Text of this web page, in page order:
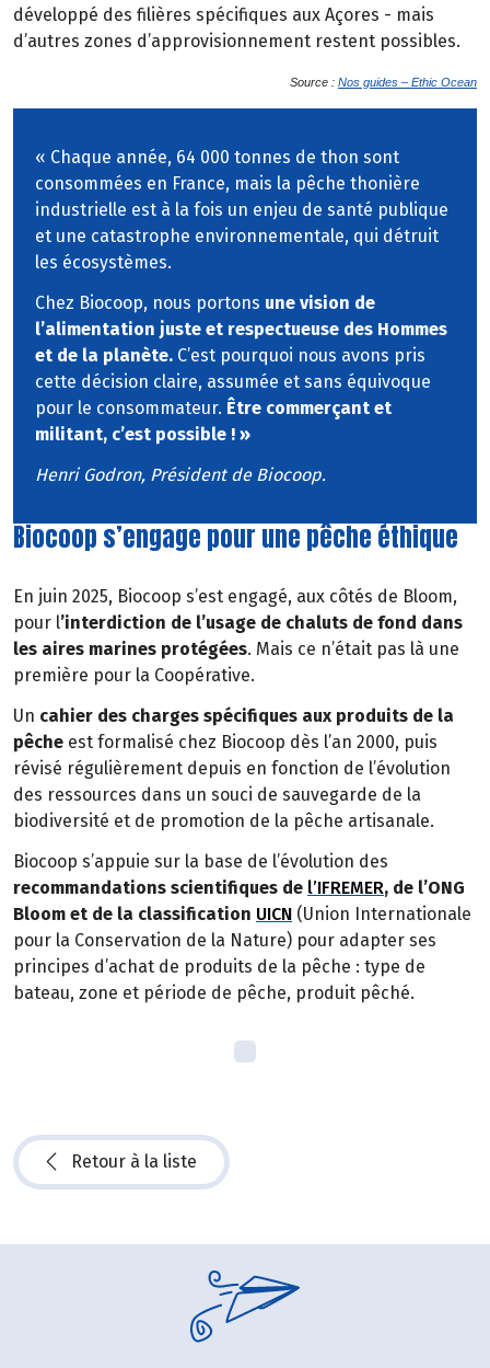
développé des filières spécifiques aux Açores - mais
d’autres zones d’approvisionnement restent possibles.
Source : Nos guides – Ethic Ocean
« Chaque année, 64 000 tonnes de thon sont
consommées en France, mais la pêche thonière
industrielle est à la fois un enjeu de santé publique
et une catastrophe environnementale, qui détruit
les écosystèmes.
Chez Biocoop, nous portons une vision de
l’alimentation juste et respectueuse des Hommes
et de la planète. C’est pourquoi nous avons pris
cette décision claire, assumée et sans équivoque
pour le consommateur. Être commerçant et
militant, c’est possible ! »
Henri Godron, Président de Biocoop.
Biocoop s’engage pour une pêche éthique
En juin 2025, Biocoop s’est engagé, aux côtés de Bloom,
pour l’interdiction de l’usage de chaluts de fond dans
les aires marines protégées. Mais ce n’était pas là une
première pour la Coopérative.
Un cahier des charges spécifiques aux produits de la
pêche est formalisé chez Biocoop dès l’an 2000, puis
révisé régulièrement depuis en fonction de l’évolution
des ressources dans un souci de sauvegarde de la
biodiversité et de promotion de la pêche artisanale.
Biocoop s’appuie sur la base de l’évolution des
recommandations scientifiques de l’IFREMER, de l’ONG
Bloom et de la classification UICN (Union Internationale
pour la Conservation de la Nature) pour adapter ses
principes d’achat de produits de la pêche : type de
bateau, zone et période de pêche, produit pêché.
Retour à la liste